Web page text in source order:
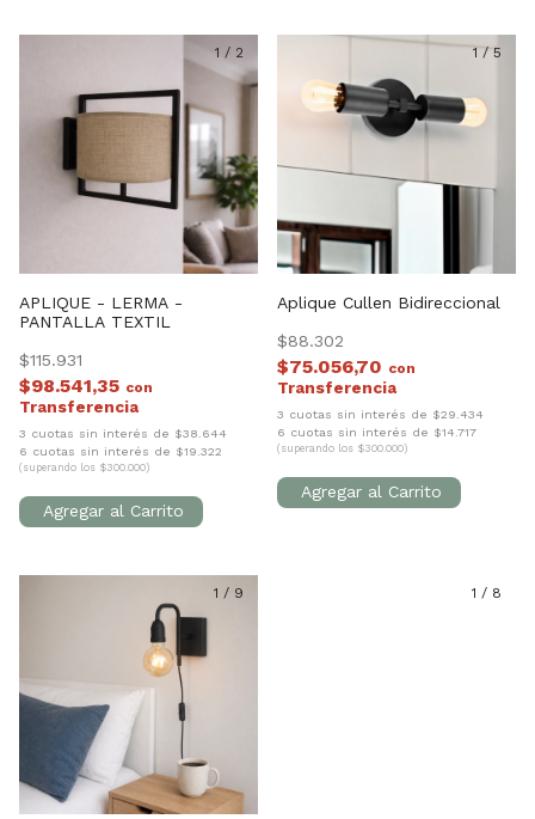
1 / 2
APLIQUE - LERMA -
PANTALLA TEXTIL
$115.931
$98.541,35 con
3 cuotas sin interés de $38.644
6 cuotas sin interés de $19.322
(superando los $300.000)
1/5
Aplique Cullen Bidireccional
$88.302
$75.056,70 con
3 cuotas sin interés de $29.434
6 cuotas sin interés de $14.717
(superando los $300.000)
1 / 9 1 / 8